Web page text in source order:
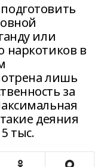
или
наркотиков в
лишь
за
деяния
тыс.